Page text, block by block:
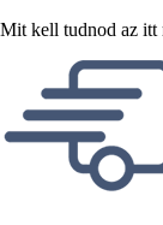
Mit kell tudnod az itt